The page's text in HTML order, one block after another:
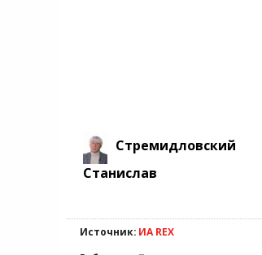
Стремидловский
Станислав
Источник: ИА REX